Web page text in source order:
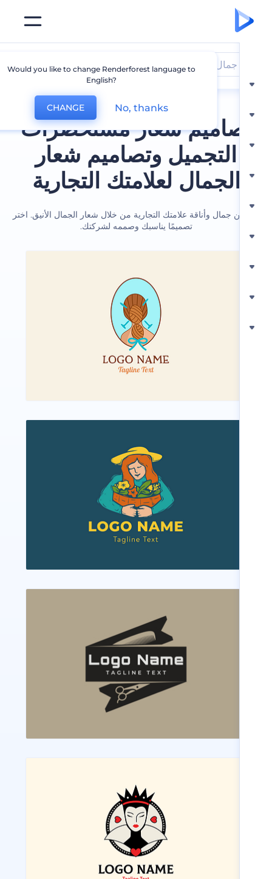
شعار مستحضرات
التجميل وتصاميم شعار
لعلامتك التجارية
جمال وأناقة علامتك التجارية من خلال شعار الجمال الأنيق. اختر
تصميمًا يناسبك وصممه لشركتك.
Would you like to change Renderforest language to
CHANGE No, thanks